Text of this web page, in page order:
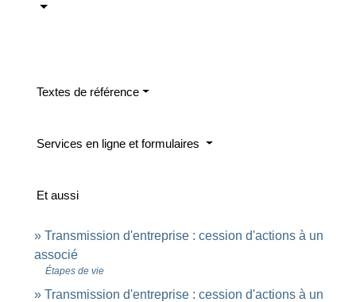
Textes de référence
Services en ligne et formulaires
Et aussi
Transmission d'entreprise : cession d'actions à un
associé
Étapes de vie
Transmission d'entreprise : cession d'actions à un